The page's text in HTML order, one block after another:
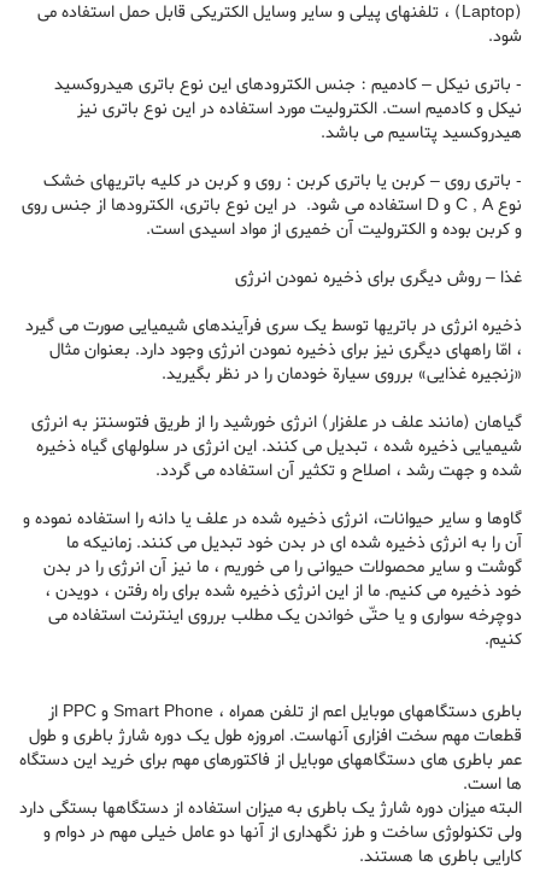
(Laptop) ، تلفنهای پیلی و سایر وسایل الکتریکی قابل حمل استفاده می
شود.
- باتری نیکل – کادمیم : جنس الکترودهای این نوع باتری هیدروکسید
نیکل و کادمیم است. الکترولیت مورد استفاده در این نوع باتری نیز
هیدروکسید پتاسیم می باشد.
- باتری روی – کربن یا باتری کربن : روی و کربن در کلیه باتریهای خشک
نوع C , A و D استفاده می شود. در این نوع باتری، الکترودها از جنس روی
و کربن بوده و الکترولیت آن خمیری از مواد اسیدی است.
غذا – روش دیگری برای ذخیره نمودن انرژی
ذخیره انرژی در باتریها توسط یک سری فرآیندهای شیمیایی صورت می گیرد
، امّا راههای دیگری نیز برای ذخیره نمودن انرژی وجود دارد. بعنوان مثال
«زنجیره غذایی» برروی سیارة خودمان را در نظر بگیرید.
گیاهان (مانند علف در علفزار) انرژی خورشید را از طریق فتوسنتز به انرژی
شیمیایی ذخیره شده ، تبدیل می کنند. این انرژی در سلولهای گیاه ذخیره
شده و جهت رشد ، اصلاح و تکثیر آن استفاده می گردد.
گاوها و سایر حیوانات، انرژی ذخیره شده در علف یا دانه را استفاده نموده و
آن را به انرژی ذخیره شده ای در بدن خود تبدیل می کنند. زمانیکه ما
گوشت و سایر محصولات حیوانی را می خوریم ، ما نیز آن انرژی را در بدن
خود ذخیره می کنیم. ما از این انرژی ذخیره شده برای راه رفتن ، دویدن ،
دوچرخه سواری و یا حتّی خواندن یک مطلب برروی اینترنت استفاده می
کنیم.
باطری دستگاههای موبایل اعم از تلفن همراه ، Smart Phone و PPC از
قطعات مهم سخت افزاری آنهاست. امروزه طول یک دوره شارژ باطری و طول
عمر باطری های دستگاههای موبایل از فاکتورهای مهم برای خرید این دستگاه
ها است.
البته میزان دوره شارژ یک باطری به میزان استفاده از دستگاهها بستگی دارد
ولی تکنولوژی ساخت و طرز نگهداری از آنها دو عامل خیلی مهم در دوام و
کارایی باطری ها هستند.